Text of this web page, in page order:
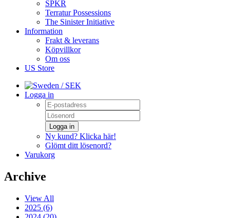
SPKR
Terratur Possessions
The Sinister Initiative
Information
Frakt & leverans
Köpvillkor
Om oss
US Store
/ SEK
Logga in
Logga in
Ny kund? Klicka här!
Glömt ditt lösenord?
Varukorg
Archive
View All
2025 (6)